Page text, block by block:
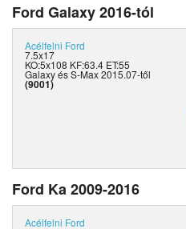
Ford Galaxy 2016-tól
Acélfelni Ford
7.5x17
KO:5x108 KF:63.4 ET:55
Galaxy és S-Max 2015.07-től
(9001)
Ford Ka 2009-2016
Acélfelni Ford